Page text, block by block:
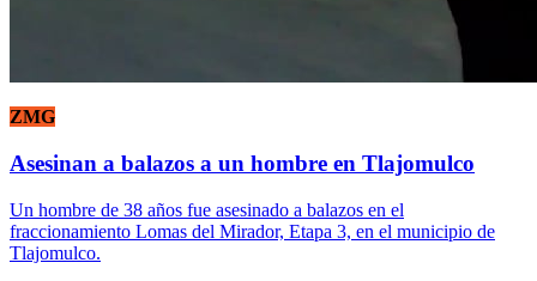
ZMG
Asesinan a balazos a un hombre en Tlajomulco
Un hombre de 38 años fue asesinado a balazos en el
fraccionamiento Lomas del Mirador, Etapa 3, en el municipio de
Tlajomulco.